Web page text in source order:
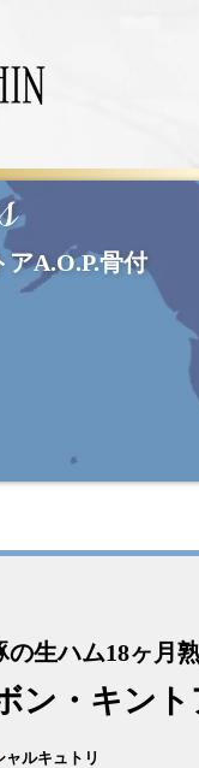
アA.O.P.骨付
の生ハム18ヶ月
ン・キント
ャルキュトリ